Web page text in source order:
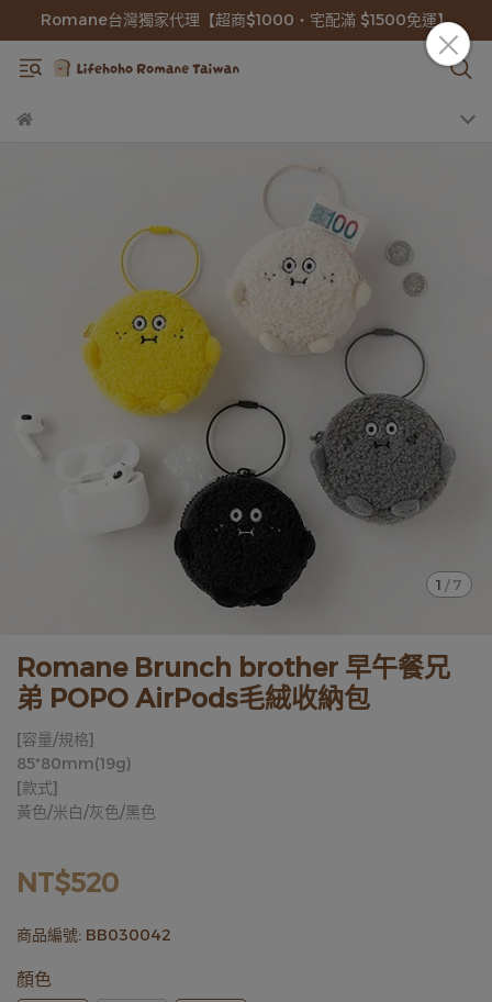
Romane台灣獨家代理【超商$1000・宅配滿 $1500免運】
1 / 7
Romane Brunch brother 早午餐兄
弟 POPO AirPods毛絨收納包
[容量/規格]
85*80mm(19g)
[款式]
黃色/米白/灰色/黑色
NT$520
商品編號: BB030042
顏色